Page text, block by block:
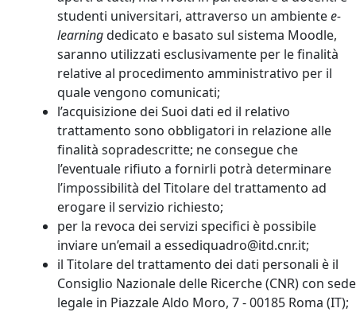
studenti universitari, attraverso un ambientee-
learningdedicato e basato sul sistema Moodle,
saranno utilizzati esclusivamente per le finalità
relative al procedimento amministrativo per il
quale vengono comunicati;
l’acquisizione dei Suoi dati ed il relativo
trattamento sono obbligatori in relazione alle
finalità sopradescritte; ne consegue che
l’eventuale rifiuto a fornirli potrà determinare
l’impossibilità del Titolare del trattamento ad
erogare il servizio richiesto;
per la revoca dei servizi specifici è possibile
inviare un’email a essediquadro@itd.cnr.it;
il Titolare del trattamento dei dati personali è il
Consiglio Nazionale delle Ricerche (CNR) con sede
legale in Piazzale Aldo Moro, 7 - 00185 Roma (IT);